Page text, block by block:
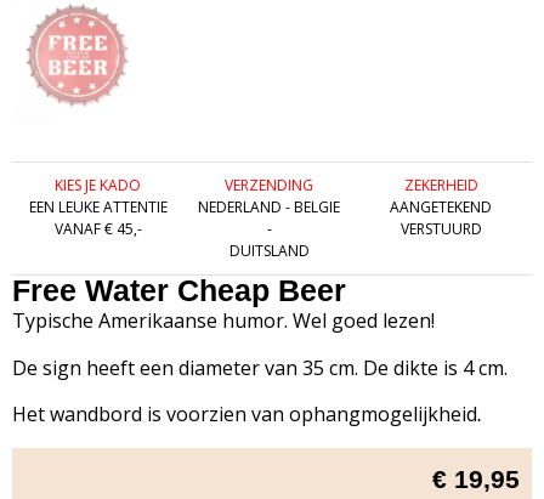
KIES JE KADO
EEN LEUKE ATTENTIE
VANAF € 45,-
VERZENDING
NEDERLAND - BELGIE
-
DUITSLAND
ZEKERHEID
AANGETEKEND
VERSTUURD
Free Water Cheap Beer
Typische Amerikaanse humor. Wel goed lezen!
De sign heeft een diameter van 35 cm. De dikte is 4 cm.
Het wandbord is voorzien van ophangmogelijkheid.
€ 19,95